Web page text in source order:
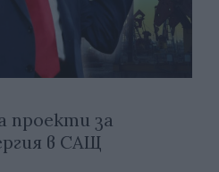
проекти за
в САЩ